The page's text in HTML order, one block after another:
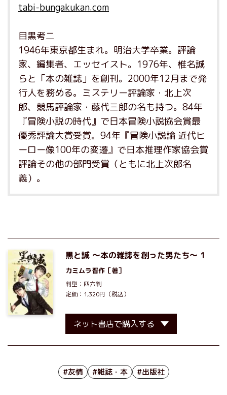
tabi-bungakukan.com
目黒考二
1946年東京都生まれ。明治大学卒業。評論
家、編集者、エッセイスト。1976年、椎名誠
らと「本の雑誌」を創刊。2000年12月まで発
行人を務める。ミステリー評論家・北上次
郎、競馬評論家・藤代三郎の名も持つ。84年
『冒険小説の時代』で日本冒険小説協会賞最
優秀評論大賞受賞。94年『冒険小説論 近代ヒ
ーロー像100年の変遷』で日本推理作家協会賞
評論その他の部門受賞（ともに北上次郎名
義）。
黒と誠 ～本の雑誌を創った男たち～ 1
カミムラ晋作 ［著］
判型：四六判
定価：1,320円（税込）
ネット書店で購入する
#友情 #雑誌・本 #出版社